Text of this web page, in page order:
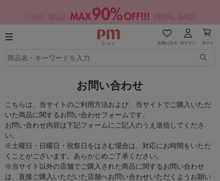
お気に入り ログイン カート
お問い合わせ
こちらは、当サイトのご利用方法および、当サイトでご購入いただ
いた商品に関するお問い合わせフォームです。
お問い合わせ内容は下記フォームにご記入のうえ送信してくださ
い。
※土曜日・日曜日・祝祭日をはさむ場合は、対応にお時間をいただ
くことがございます。あらかじめご了承ください。
※当サイト以外の店舗でご購入された商品に関するお問い合わせ
は、直接ご購入いただいた店舗へお問い合わせいただくようお願い